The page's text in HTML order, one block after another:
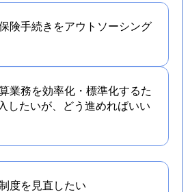
険手続きをアウトソーシング
業務を効率化・標準化するた
したいが、どう進めればいい
度を 見直したい